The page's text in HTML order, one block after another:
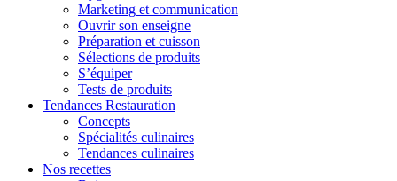
Marketing et communication
Ouvrir son enseigne
Préparation et cuisson
Sélections de produits
S’équiper
Tests de produits
Tendances Restauration
Concepts
Spécialités culinaires
Tendances culinaires
Nos recettes